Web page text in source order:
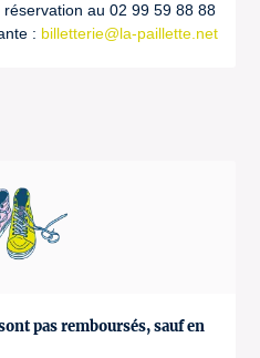
au 02 99 59 88 88
: billetterie@la-paillette.net
pas remboursés, sauf en